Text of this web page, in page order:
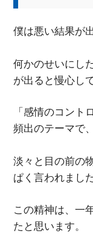
僕は悪い結果が
何かのせいにし
が出ると慢心し
「感情のコント
頻出のテーマで
淡々と目の前の
ぱく言われました
この精神は、一
たと思います。